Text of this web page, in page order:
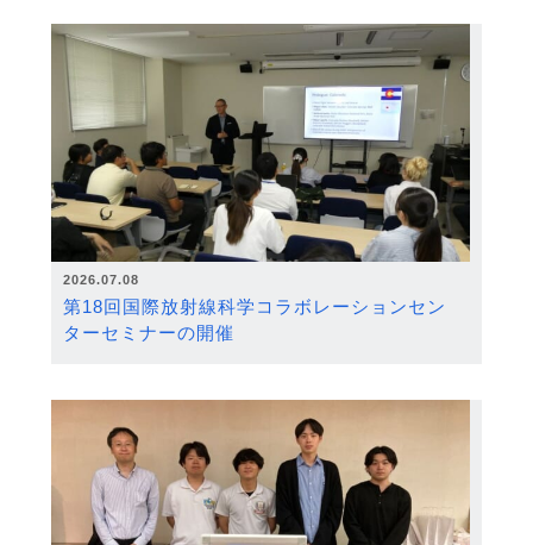
2026.07.08
第18回国際放射線科学コラボレーションセン
ターセミナーの開催